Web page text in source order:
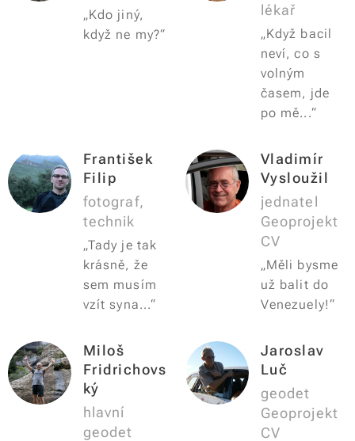
„Kdo jiný,
když ne my?“
lékař
„Když bacil
neví, co s
volným
časem, jde
po mě...“
František
Filip
fotograf,
technik
„Tady je tak
krásně, že
sem musím
vzít syna...“
Vladimír
Vysloužil
jednatel
Geoprojekt
CV
„Měli bysme
už balit do
Venezuely!“
Miloš
Fridrichovs
ký
hlavní
geodet
Jaroslav
Luč
geodet
Geoprojekt
CV